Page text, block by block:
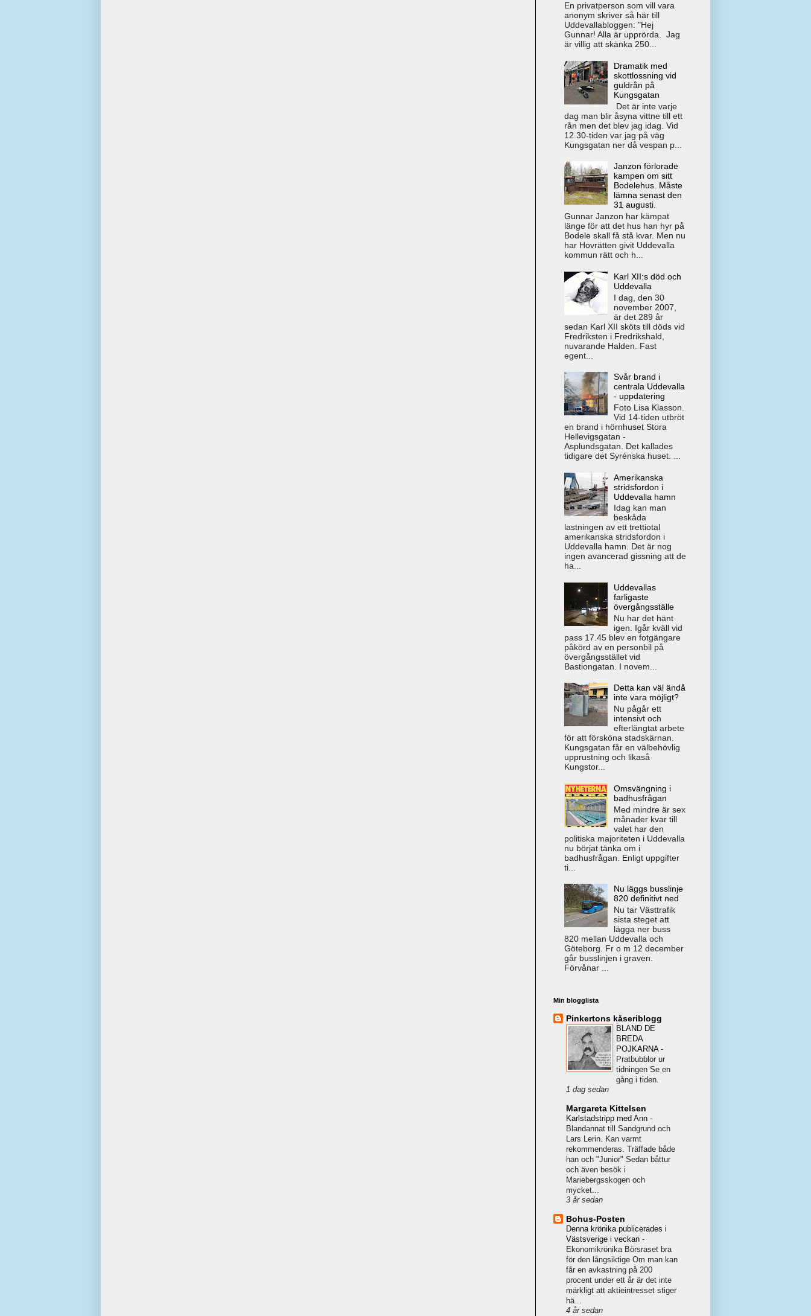
En privatperson som vill vara
anonym skriver så här till
Uddevallabloggen: "Hej
Gunnar! Alla är upprörda. Jag
är villig att skänka 250...
Dramatik med
skottlossning vid
guldrån på
Kungsgatan
Det är inte varje
dag man blir åsyna vittne till ett
rån men det blev jag idag. Vid
12.30-tiden var jag på väg
Kungsgatan ner då vespan p...
Janzon förlorade
kampen om sitt
Bodelehus. Måste
lämna senast den
31 augusti.
Gunnar Janzon har kämpat
länge för att det hus han hyr på
Bodele skall få stå kvar. Men nu
har Hovrätten givit Uddevalla
kommun rätt och h...
Karl XII:s död och
Uddevalla
I dag, den 30
november 2007,
är det 289 år
sedan Karl XII sköts till döds vid
Fredriksten i Fredrikshald,
nuvarande Halden. Fast
egent...
Svår brand i
centrala Uddevalla
- uppdatering
Foto Lisa Klasson.
Vid 14-tiden utbröt
en brand i hörnhuset Stora
Hellevigsgatan -
Asplundsgatan. Det kallades
tidigare det Syrénska huset. ...
Amerikanska
stridsfordon i
Uddevalla hamn
Idag kan man
beskåda
lastningen av ett trettiotal
amerikanska stridsfordon i
Uddevalla hamn. Det är nog
ingen avancerad gissning att de
ha...
Uddevallas
farligaste
övergångsställe
Nu har det hänt
igen. Igår kväll vid
pass 17.45 blev en fotgängare
påkörd av en personbil på
övergångsstället vid
Bastiongatan. I novem...
Detta kan väl ändå
inte vara möjligt?
Nu pågår ett
intensivt och
efterlängtat arbete
för att försköna stadskärnan.
Kungsgatan får en välbehövlig
upprustning och likaså
Kungstor...
Omsvängning i
badhusfrågan
Med mindre är sex
månader kvar till
valet har den
politiska majoriteten i Uddevalla
nu börjat tänka om i
badhusfrågan. Enligt uppgifter
ti...
Nu läggs busslinje
820 definitivt ned
Nu tar Västtrafik
sista steget att
lägga ner buss
820 mellan Uddevalla och
Göteborg. Fr o m 12 december
går busslinjen i graven.
Förvånar ...
Min blogglista
Pinkertons kåseriblogg
BLAND DE
BREDA
POJKARNA -
Pratbubblor ur
tidningen Se en
gång i tiden.
1 dag sedan
Margareta Kittelsen
Karlstadstripp med Ann -
Blandannat till Sandgrund och
Lars Lerin. Kan varmt
rekommenderas. Träffade både
han och "Junior" Sedan båttur
och även besök i
Mariebergsskogen och
mycket...
3 år sedan
Bohus-Posten
Denna krönika publicerades i
Västsverige i veckan -
Ekonomikrönika Börsraset bra
för den långsiktige Om man kan
får en avkastning på 200
procent under ett år är det inte
märkligt att aktieintresset stiger
hä...
4 år sedan